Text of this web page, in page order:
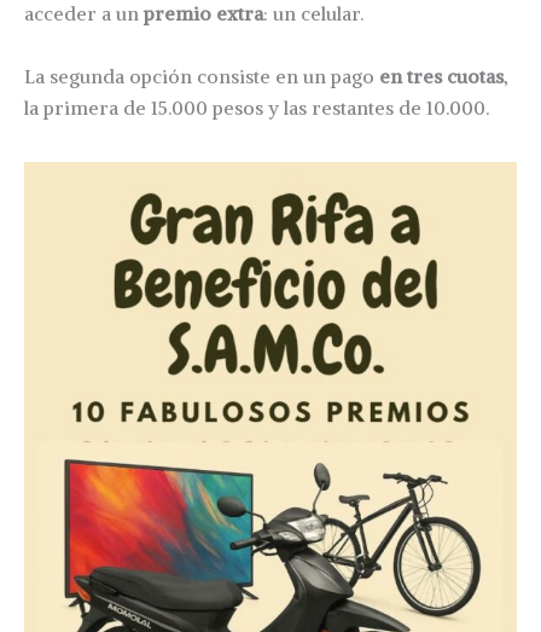
acceder a unpremio extra: un celular.
La segunda opción consiste en un pago en tres cuotas,
la primera de 15.000 pesos y las restantes de 10.000.